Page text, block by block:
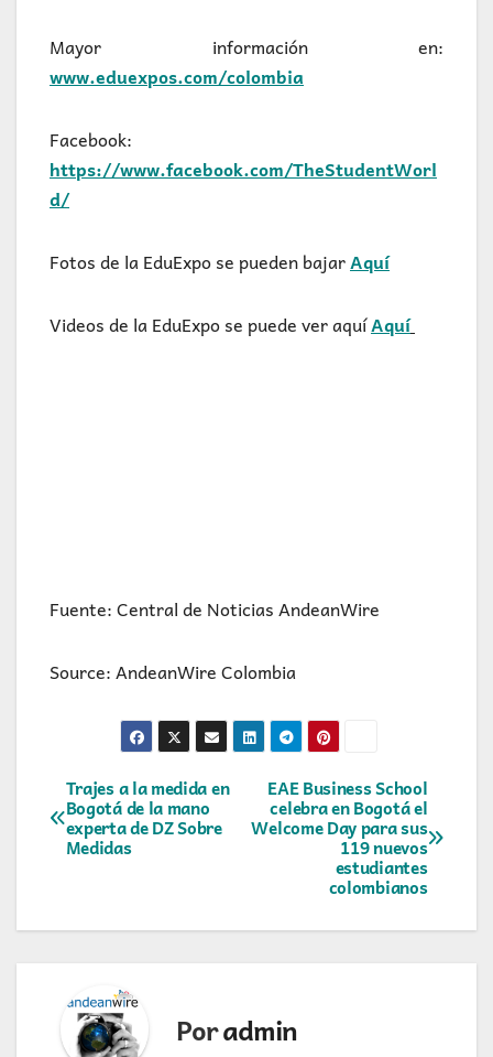
Mayor información en:
www.eduexpos.com/colombia
Facebook:
https://www.facebook.com/TheStudentWorl
d/
Fotos de la EduExpo se pueden bajarAquí
Videos de la EduExpo se puede ver aquíAquí
Fuente: Central de Noticias AndeanWire
Source: AndeanWire Colombia
Navegación
de
EAE Business School
celebra en Bogotá el
Welcome Day para sus
119 nuevos
estudiantes
colombianos
Trajes a la medida en
Bogotá de la mano
experta de DZ Sobre
Medidas
Poradmin